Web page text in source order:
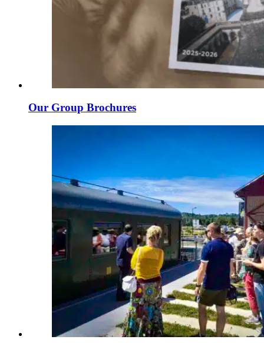
Our Group Brochures